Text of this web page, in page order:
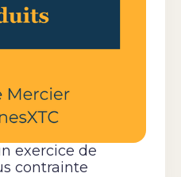
exercice de
contrainte